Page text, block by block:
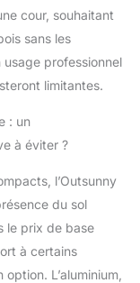
cour, souhaitant
sans les
usage professionnel
limitantes.
: un
à éviter ?
l’Outsunny
du sol
le prix de base
à certains
L’aluminium,